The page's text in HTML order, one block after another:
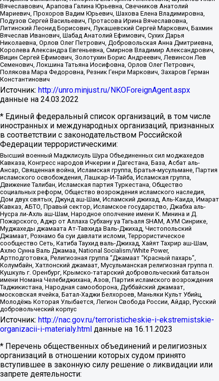
Вячеславович, Арапова Галина Юрьевна, Свечников Анатолий
Мариевич, Прохоров Вадим Юрьевич, Шахова Елена Владимировна,
Подузов Сергей Васильевич, Протасова Ирина Вячеславовна,
Литинский Леонид Борисович, Лукашевский Сергей Маркович, Бахмин
Вячеслав Иванович, Шабад Анатолий Ефимович, Сухих Дарья
Николаевна, Орлов Олег Петрович, Добровольская Анна Дмитриевна,
Королева Александра Евгеньевна, Смирнов Владимир Александрович,
Вицин Сергей Ефимович, Золотухин Борис Андреевич, Левинсон Лев
Семенович, Локшина Татьяна Иосифовна, Орлов Олег Петрович,
Полякова Мара Федоровна, Резник Генри Маркович, Захаров Герман
Константинович
Источник: http://unro.minjust.ru/NKOForeignAgent.aspx
данные на 24.03.2022
* Единый федеральный список организаций, в том числе
иностранных и международных организаций, признанных
в соответствии с законодательством Российской
Федерации террористическими:
Высший военный Маджлисуль Шура Объединенных сил моджахедов
Кавказа, Конгресс народов Ичкерии и Дагестана, База, Асбат аль-
Ансар, Священная война, Исламская группа, Братья-мусульмане, Партия
исламского освобождения, Лашкар-И-Тайба, Исламская группа,
Движение Талибан, Исламская партия Туркестана, Общество
социальных реформ, Общество возрождения исламского наследия,
Дом двух святых, Джунд аш-Шам, Исламский джихад, Аль-Каида, Имарат
Кавказ, АБТО, Правый сектор, Исламское государство, Джабха аль-
Нусра ли-Ахль аш-Шам, Народное ополчение имени К. Минина и Д.
Пожарского, Аджр от Аллаха Субхану уа Тагьаля SHAM, АУМ Синрике,
Муджахеды джамаата Ат-Тавхида Валь-Джихад, Чистопольский
Джамаат, Рохнамо ба суи давлати исломи, Террористическое
сообщество Сеть, Катиба Таухид валь-Джихад, Хайят Тахрир аш-Шам,
Ахлю Сунна Валь Джамаа, National Socialism/White Power,
Артподготовка, Религиозная группа “Джамаат “Красный пахарь”,
Колумбайн, Хатлонский джамаат, Мусульманская религиозная группа п.
Кушкуль г. Оренбург, Крымско-татарский добровольческий батальон
имени Номана Челебиджихана, Азов, Партия исламского возрождения
Таджикистана, Народная самооборона, Дуббайский джамаат,
московская ячейка, Батал-Хаджи Белхороев, Маньяки Культ Убийц,
Молодёжь Которая Улыбается, Легион Свобода России, Айдар, Русский
добровольческий корпус
Источник: http://nac.gov.ru/terroristicheskie-i-ekstremistskie-
organizacii-i-materialy.html данные на 16.11.2023
* Перечень общественных объединений и религиозных
организаций в отношении которых судом принято
вступившее в законную силу решение о ликвидации или
запрете деятельности: